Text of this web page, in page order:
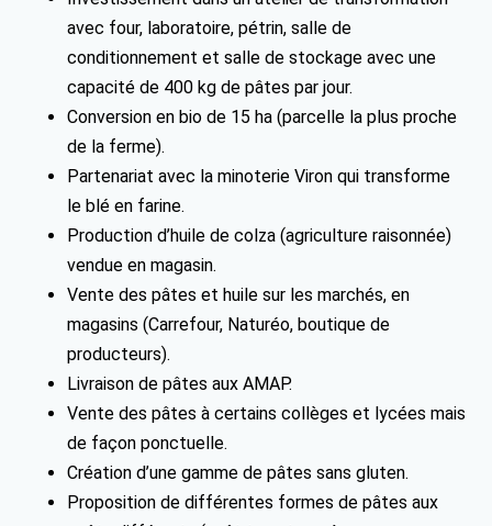
avec four, laboratoire, pétrin, salle de
conditionnement et salle de stockage avec une
capacité de 400 kg de pâtes par jour.
Conversion en bio de 15 ha (parcelle la plus proche
de la ferme).
Partenariat avec la minoterie Viron qui transforme
le blé en farine.
Production d’huile de colza (agriculture raisonnée)
vendue en magasin.
Vente des pâtes et huile sur les marchés, en
magasins (Carrefour, Naturéo, boutique de
producteurs).
Livraison de pâtes aux AMAP.
Vente des pâtes à certains collèges et lycées mais
de façon ponctuelle.
Création d’une gamme de pâtes sans gluten.
Proposition de différentes formes de pâtes aux